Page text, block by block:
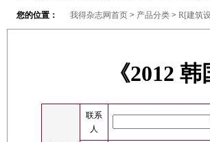
您的位置： 我得杂志网首页 > 产品分类 > R[建筑
《2012
联系
人